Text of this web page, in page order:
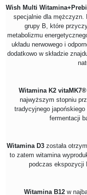
Wish Multi
specjalnie dla mężczyzn.
grupy B, które
metabolizmu
układu nerwowego i
dodatkowo w składzie
Witamina K2 vitaMK7®
najwyższym stopniu
tradycyjnego
fermentacji
Witamina D3 została
to zatem witamina
podczas ekspozycji
Witamina B12 w